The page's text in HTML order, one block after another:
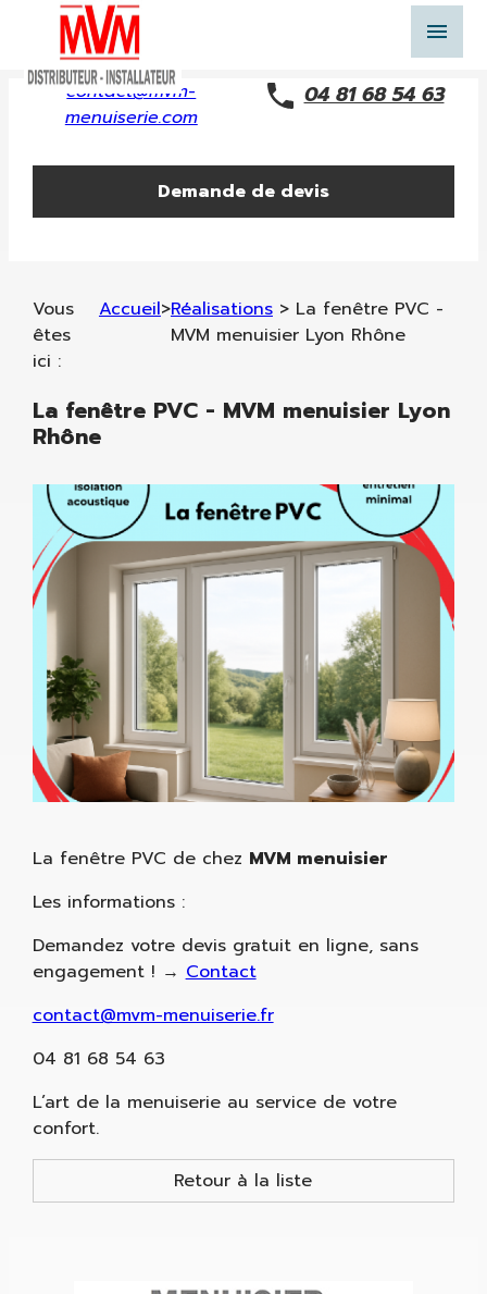
menu
contact@mvm-
menuiserie.com
04 81 68 54 63
Demande de devis
Vous
êtes
ici :
Accueil>Réalisations> La fenêtre PVC -
MVM menuisier Lyon Rhône
La fenêtre PVC - MVM menuisier Lyon
Rhône
La fenêtre PVC de chez MVM menuisier
Les informations :
Demandez votre devis gratuit en ligne, sans
engagement ! →Contact
contact@mvm-menuiserie.fr
04 81 68 54 63
L’art de la menuiserie au service de votre
confort.
Retour à la liste
Panneau de gestion des cookies